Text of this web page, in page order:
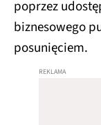
poprzez
biznesowego
posunięciem.